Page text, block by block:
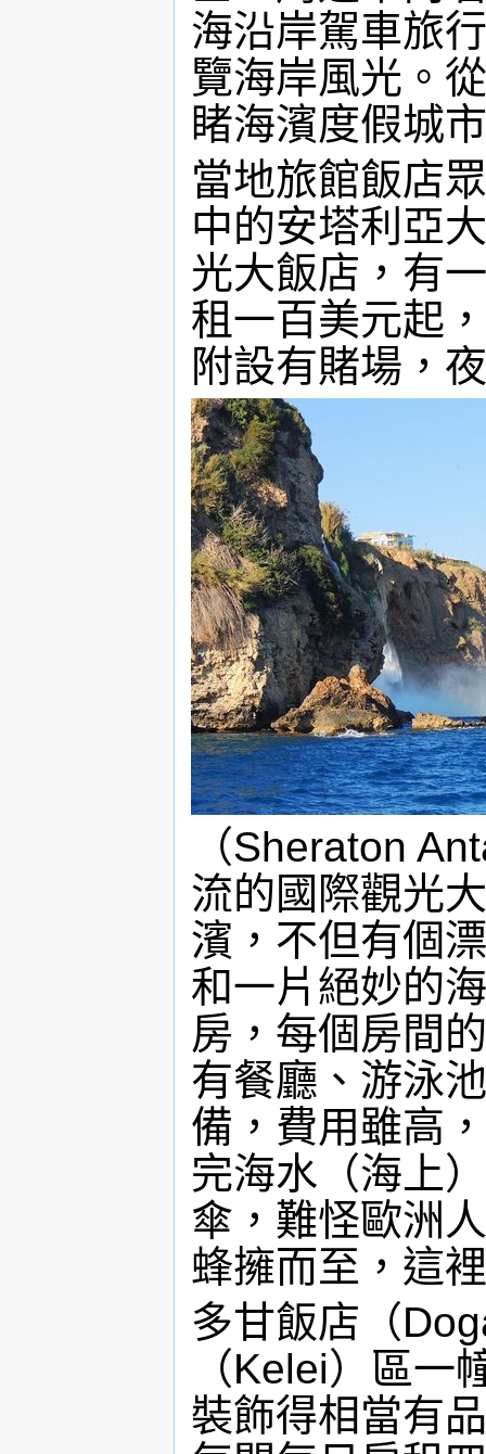
海沿岸駕車旅
覽海岸風光。
睹海濱度假城
當地旅館飯店
中的安塔利亞
光大飯店，有
租一百美元起
附設有賭場，
（Sheraton
流的國際觀光
濱，不但有個
和一片絕妙的
房，每個房間
有餐廳、游泳
備，費用雖高
完海水（海上
傘，難怪歐洲
蜂擁而至，這
多甘飯店（
（Kelei）區一
裝飾得相當有